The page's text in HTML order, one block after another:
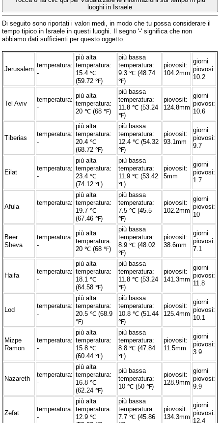
luoghi in Israele
Di seguito sono riportati i valori medi, in modo che tu possa considerare il
tempo tipico in Israele in questi luoghi. Il segno '-' significa che non
abbiamo dati sufficienti per questo oggetto.
Jerusalem
temperatura:
-
più alta
temperatura:
15.4 ℃
(59.72 ℉)
più bassa
temperatura:
9.3 ℃ (48.74
℉)
piovosit:
104.2mm
giorni
piovosi:
10.2
Tel Aviv
temperatura:
-
più alta
temperatura:
20 ℃ (68 ℉)
più bassa
temperatura:
11.8 ℃ (53.24
℉)
piovosit:
124.8mm
giorni
piovosi:
10.6
Tiberias
temperatura:
-
più alta
temperatura:
20.4 ℃
(68.72 ℉)
più bassa
temperatura:
12.4 ℃ (54.32
℉)
piovosit:
93.1mm
giorni
piovosi:
9.7
Eilat
temperatura:
-
più alta
temperatura:
23.4 ℃
(74.12 ℉)
più bassa
temperatura:
11.9 ℃ (53.42
℉)
piovosit:
5mm
giorni
piovosi:
1.7
Afula
temperatura:
-
più alta
temperatura:
19.7 ℃
(67.46 ℉)
più bassa
temperatura:
7.5 ℃ (45.5
℉)
piovosit:
102.2mm
giorni
piovosi:
10
Beer
Sheva
temperatura:
-
più alta
temperatura:
20 ℃ (68 ℉)
più bassa
temperatura:
8.9 ℃ (48.02
℉)
piovosit:
38.6mm
giorni
piovosi:
7.1
Haifa
temperatura:
-
più alta
temperatura:
18.1 ℃
(64.58 ℉)
più bassa
temperatura:
11.8 ℃ (53.24
℉)
piovosit:
141.3mm
giorni
piovosi:
11.8
Lod
temperatura:
-
più alta
temperatura:
20.5 ℃ (68.9
℉)
più bassa
temperatura:
10.8 ℃ (51.44
℉)
piovosit:
125.4mm
giorni
piovosi:
10.1
Mizpe
Ramon
temperatura:
-
più alta
temperatura:
15.8 ℃
(60.44 ℉)
più bassa
temperatura:
8.8 ℃ (47.84
℉)
piovosit:
11.5mm
giorni
piovosi:
3.9
Nazareth
temperatura:
-
più alta
temperatura:
16.8 ℃
(62.24 ℉)
più bassa
temperatura:
10 ℃ (50 ℉)
piovosit:
128.9mm
giorni
piovosi:
9.9
Zefat
temperatura:
-
più alta
temperatura:
12.9 ℃
più bassa
temperatura:
7.7 ℃ (45.86
piovosit:
134.3mm
giorni
piovosi:
12.4